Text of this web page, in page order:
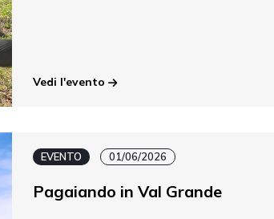
Vedi l'evento
EVENTO 01/06/2026
Pagaiando in Val Grande